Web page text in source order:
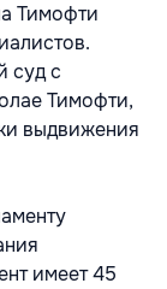
Тимофти
суд с
Тимофти,
выдвижения
имеет 45